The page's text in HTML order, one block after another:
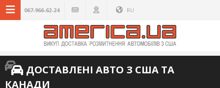
067-966-62-24 RU
ДОСТАВЛЕНІ АВТО З США ТА
КАНАДИ